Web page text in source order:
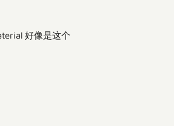
好像是这个